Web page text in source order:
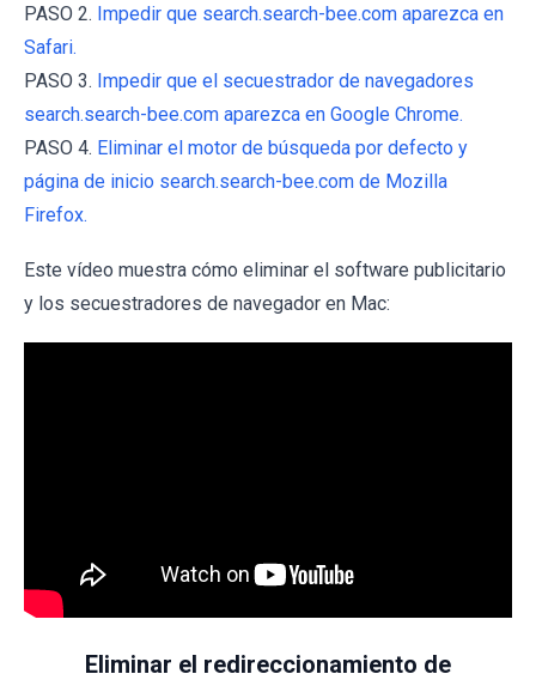
PASO 2. Impedir que search.search-bee.com aparezca en
Safari.
PASO 3. Impedir que el secuestrador de navegadores
search.search-bee.com aparezca en Google Chrome.
PASO 4. Eliminar el motor de búsqueda por defecto y
página de inicio search.search-bee.com de Mozilla
Firefox.
Este vídeo muestra cómo eliminar el software publicitario
y los secuestradores de navegador en Mac:
Eliminar el redireccionamiento de